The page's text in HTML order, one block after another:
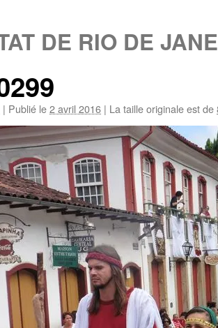
DE RIO DE
| Publié le2 avril 2016 | La taille originale est de